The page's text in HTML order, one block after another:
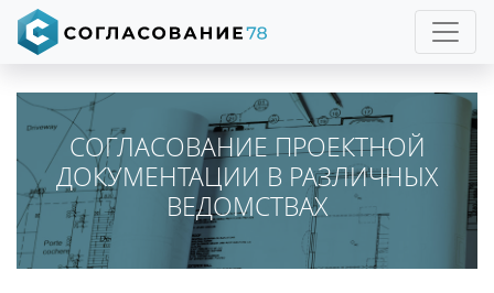
СОГЛАСОВАНИЕ ПРОЕКТНОЙ
ДОКУМЕНТАЦИИ В РАЗЛИЧНЫХ
ВЕДОМСТВАХ